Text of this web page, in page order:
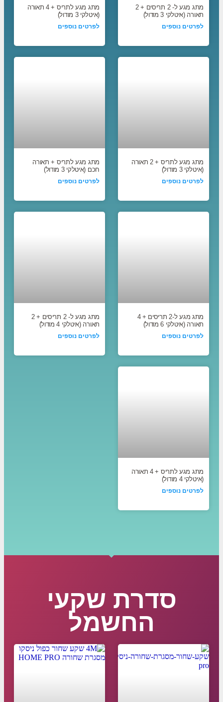
מתג מגע ל- 2 תריסים + 2
תאורה (איטלקי 3 מודול)
לפרטים נוספים
מתג מגע לתריס + 4 תאורה
(איטלקי 3 מודול)
לפרטים נוספים
מתג מגע לתריס + 2 תאורה
(איטלקי 3 מודול)
לפרטים נוספים
מתג מגע לתריס + תאורה
חכם (איטלקי 3 מודול)
לפרטים נוספים
מתג מגע ל-2 תריסים + 4
תאורה (איטלקי 6 מודול)
לפרטים נוספים
מתג מגע ל- 2 תריסים + 2
תאורה (איטלקי 4 מודול)
לפרטים נוספים
מתג מגע לתריס + 4 תאורה
(איטלקי 4 מודול)
לפרטים נוספים
סדרת שקעי
החשמל